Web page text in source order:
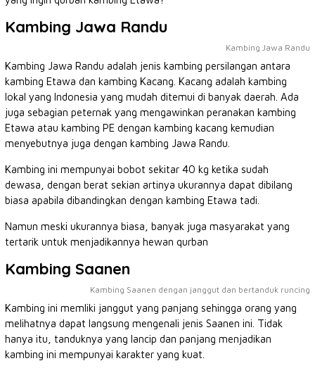
Kambing Jawa Randu
Kambing Jawa Randu
Kambing Jawa Randu adalah jenis kambing persilangan antara
kambing Etawa dan kambing Kacang. Kacang adalah kambing
lokal yang Indonesia yang mudah ditemui di banyak daerah. Ada
juga sebagian peternak yang mengawinkan peranakan kambing
Etawa atau kambing PE dengan kambing kacang kemudian
menyebutnya juga dengan kambing Jawa Randu.
Kambing ini mempunyai bobot sekitar 40 kg ketika sudah
dewasa, dengan berat sekian artinya ukurannya dapat dibilang
biasa apabila dibandingkan dengan kambing Etawa tadi.
Namun meski ukurannya biasa, banyak juga masyarakat yang
tertarik untuk menjadikannya hewan qurban
Kambing Saanen
Kambing Saanen dengan janggut dan bertanduk runcing
Kambing ini memliki janggut yang panjang sehingga orang yang
melihatnya dapat langsung mengenali jenis Saanen ini. Tidak
hanya itu, tanduknya yang lancip dan panjang menjadikan
kambing ini mempunyai karakter yang kuat.